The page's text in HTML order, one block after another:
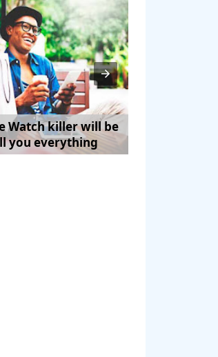
Watch killer will be
you everything